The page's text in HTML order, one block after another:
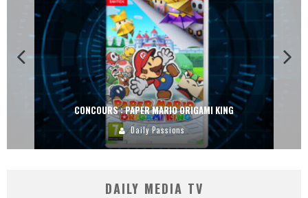
CONCOURS : PAPER MARIO ORIGAMI KING
Daily Passions
DAILY MEDIA TV